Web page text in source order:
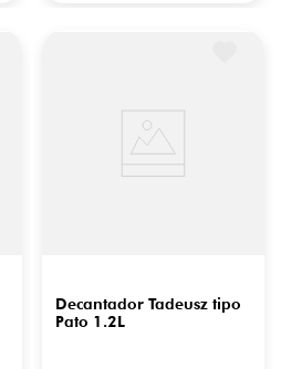
Decantador Tadeusz tipo
Pato 1.2L